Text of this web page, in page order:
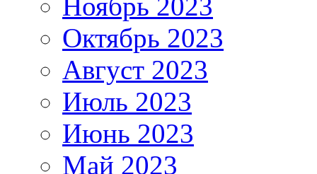
Октябрь 2023
Август 2023
Июль 2023
Июнь 2023
Май 2023